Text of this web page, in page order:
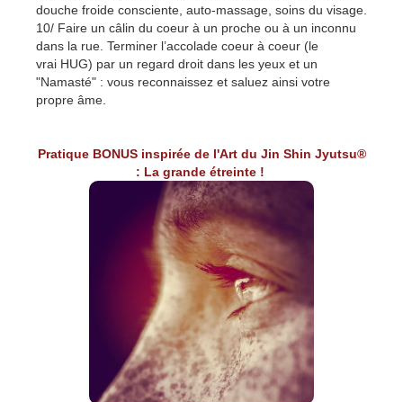
douche froide consciente, auto-massage, soins du visage.
10/ Faire un câlin du coeur à un proche ou à un inconnu
dans la rue. Terminer l’accolade coeur à coeur (le
vrai HUG) par un regard droit dans les yeux et un
"Namasté" : vous reconnaissez et saluez ainsi votre
propre âme.
Pratique BONUS inspirée de l'Art du Jin Shin Jyutsu®
: La grande étreinte !